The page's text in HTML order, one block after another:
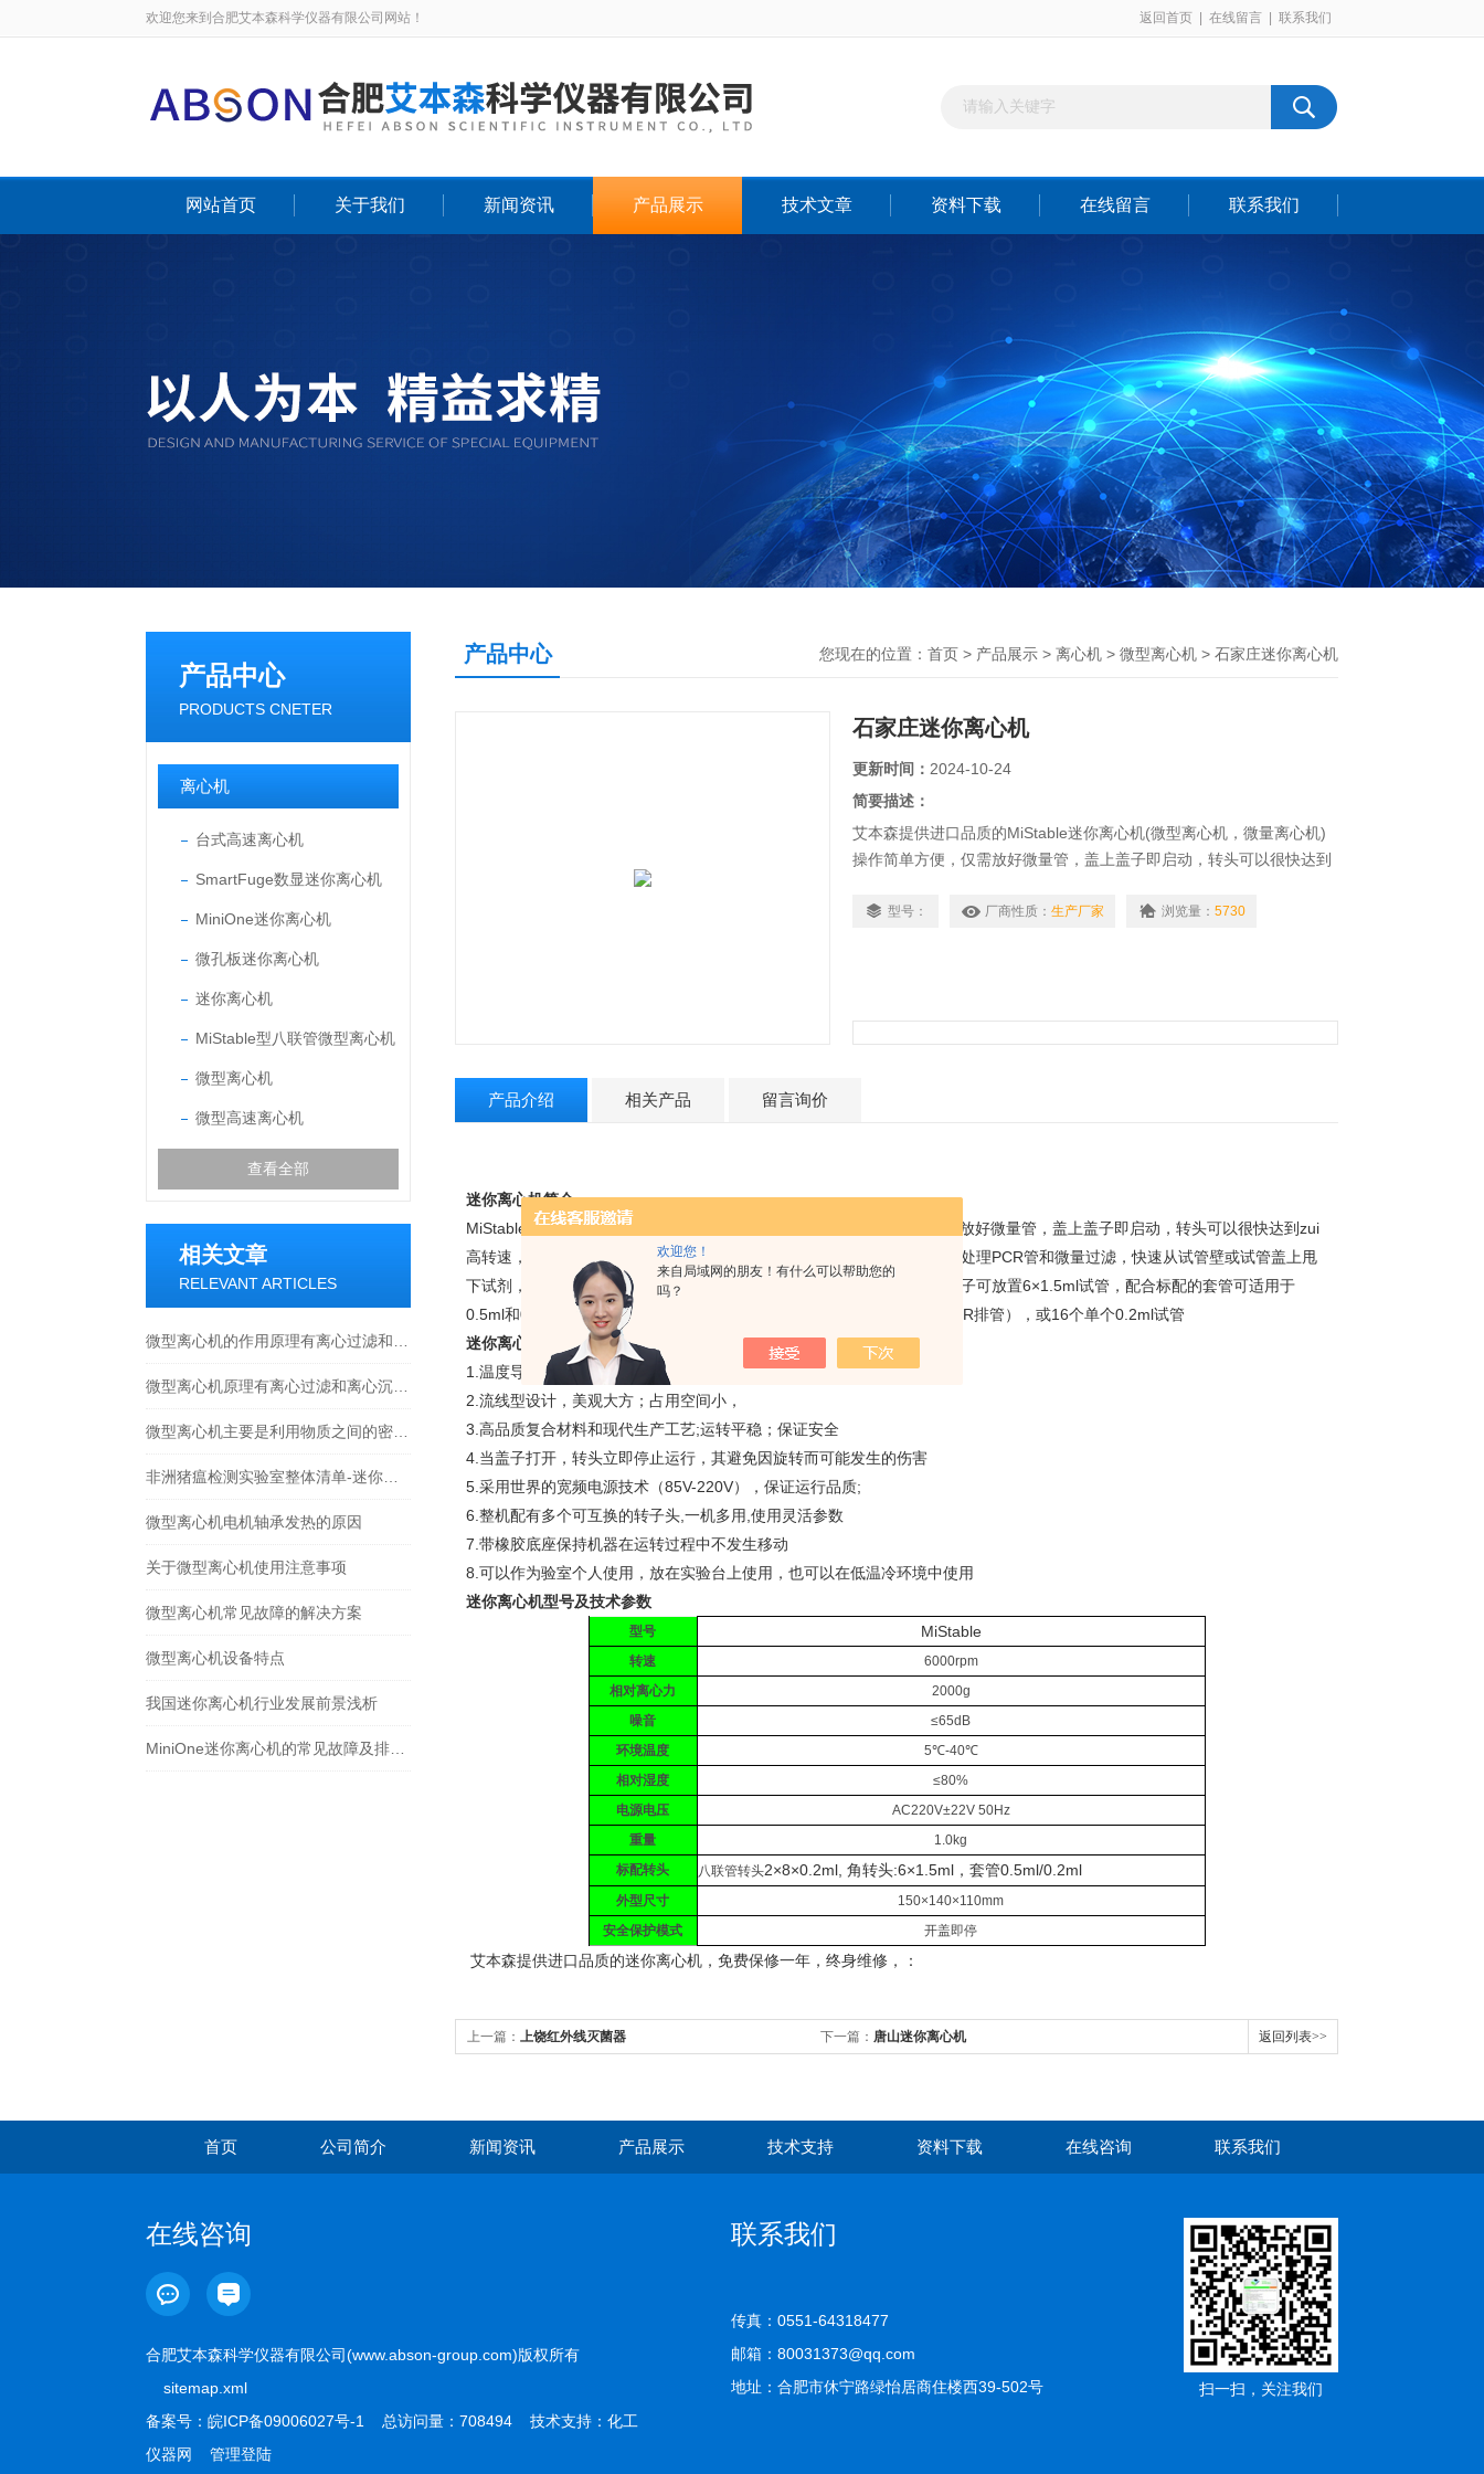
欢迎您！
来自局域网的朋友！有什么可以帮助您的
吗？
欢迎您来到合肥艾本森科学仪器有限公司网站！ 返回首页 在线留言 联系我们
网站首页 关于我们 新闻资讯 产品展示 技术文章 资料下载 在线留言 联系我们
产品中心
PRODUCTS CNETER
离心机
台式高速离心机
SmartFuge数显迷你离心机
MiniOne迷你离心机
微孔板迷你离心机
迷你离心机
MiStable型八联管微型离心机
微型离心机
微型高速离心机
查看全部
相关文章
RELEVANT ARTICLES
微型离心机电机轴承发热的原因
关于微型离心机使用注意事项
微型离心机常见故障的解决方案
微型离心机设备特点
我国迷你离心机行业发展前景浅析
产品中心 您现在的位置： 首页 > 产品展示 > 离心机 > 微型离心机 > 石家庄迷你离心机
石家庄迷你离心机
更新时间： 2024-10-24
简要描述：
艾本森提供进口品质的MiStable迷你离心机(微型离心机，微量离心机)
操作简单方便，仅需放好微量管，盖上盖子即启动，转头可以很快达到
用于处理PCR管和微量过滤，快速从试管壁或试管盖上甩下试剂，以及
型号： 厂商性质： 生产厂家 浏览量： 5730
产品介绍 相关产品 留言询价
迷你离心机简介
MiStable
型迷你离心机（微型离心机，微量离心机）
操作简单方便，仅需放好微量管，盖上盖子即启动，转头可以很快达到zui
高转速，其离心力均匀快速的施加到微量管的管帽和管壁上，特别适用于处理PCR管和微量过滤，快速从试管壁或试管盖上甩
下试剂，以及试管或排管的慢速离心。该款离心机配备了四种转子。角转子可放置6×1.5ml试管，配合标配的套管可适用于
0.5ml和0.2ml试管；八联排管转头可放置
八联管转子（例如PCR排管），或16个单个0.2ml试管
迷你离心机特点:
1. 温度导流式设计，高速运转不会产生高温影响样品
2. 流线型设计，美观大方；占用空间小，
3. 高品质复合材料和现代生产工艺;运转平稳；保证安全
4. 当盖子打开，转头立即停止运行，其避免因旋转而可能发生的伤害
5. 采用世界的宽频电源技术（85V-220V），保证运行品质;
6. 整机配有多个可互换的转子头,一机多用,使用灵活参数
7. 带橡胶底座保持机器在运转过程中不发生移动
8. 可以作为验室个人使用，放在实验台上使用，也可以在低温冷环境中使用
迷你离心机型号及技术参数
型号 MiStable
转速
6000rpm
相对离心力
2000g
噪音
≤65dB
环境温度
5℃-40℃
相对湿度
≤80%
电源电压
AC220V±22V 50Hz
重量
1.0kg
标配转头
八联管转头2×8×0.2ml, 角转头:6×1.5ml，套管0.5ml/0.2ml
外型尺寸
150×140×110mm
安全保护模式
开盖即停
艾本森提供进口品质的迷你离心机，免费保修一年，终身维修，：
上一篇： 上饶红外线灭菌器 下一篇： 唐山迷你离心机 返回列表>>
首页 公司简介 新闻资讯 产品展示 技术支持 资料下载 在线咨询 联系我们
在线咨询
合肥艾本森科学仪器有限公司(www.abson-group.com)版权所有
sitemap.xml
备案号： 皖ICP备09006027号-1 总访问量：708494 技术支持： 化工
仪器网
管理登陆
联系我们
传真：0551-64318477
邮箱：80031373@qq.com
地址：合肥市休宁路绿怡居商住楼西39-502号
扫一扫，关注我们